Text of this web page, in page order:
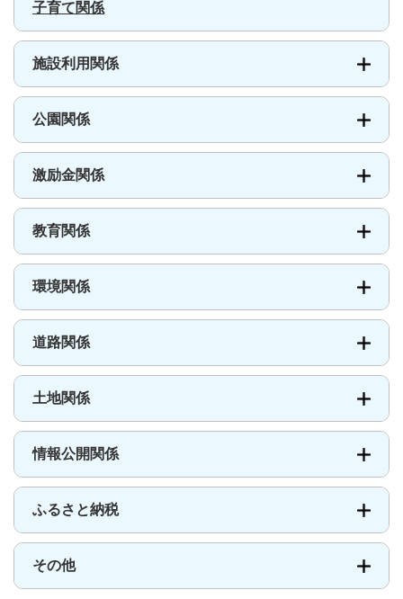
子育て関係
施設利用関係
公園関係
激励金関係
教育関係
環境関係
道路関係
土地関係
情報公開関係
ふるさと納税
その他